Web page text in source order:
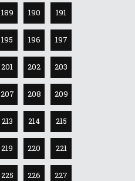
189 190 191
195 196 197
201 202 203
207 208 209
213 214 215
219 220 221
225 226 227